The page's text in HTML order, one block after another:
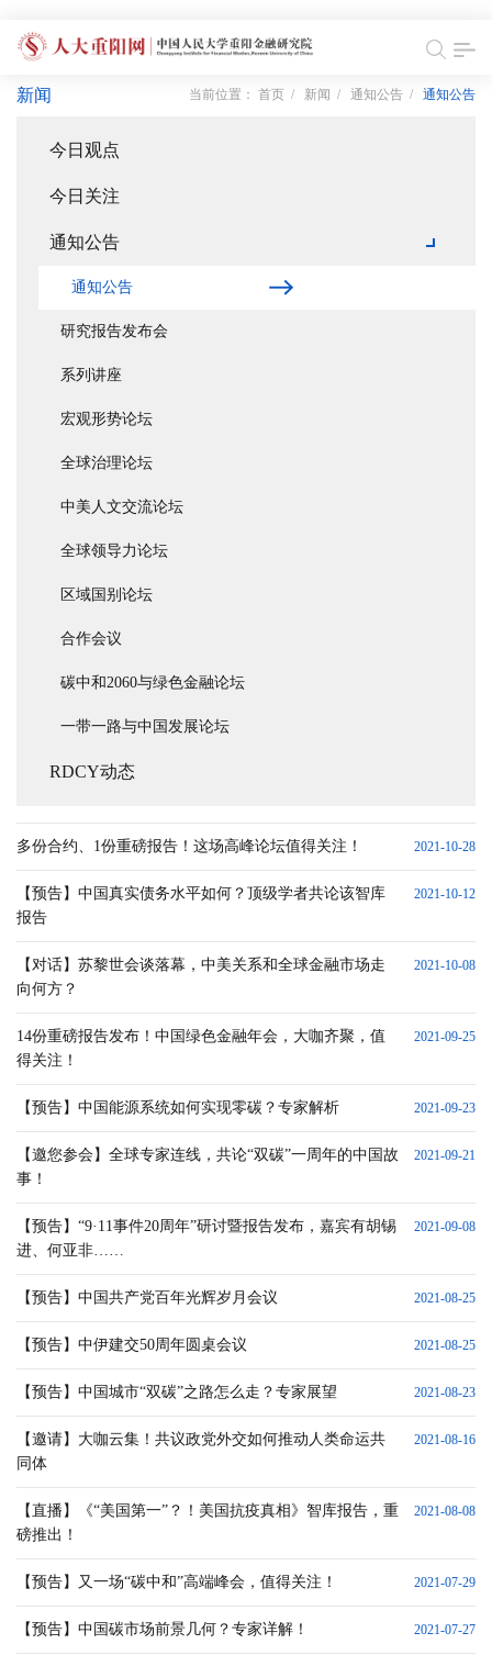
新闻 当前位置： 首页 / 新闻 / 通知公告 / 通知公告
今日观点
今日关注
通知公告
通知公告
研究报告发布会
系列讲座
宏观形势论坛
全球治理论坛
中美人文交流论坛
全球领导力论坛
区域国别论坛
合作会议
碳中和2060与绿色金融论坛
一带一路与中国发展论坛
RDCY动态
多份合约、1份重磅报告！这场高峰论坛值得关注！ 2021-10-28
【预告】中国真实债务水平如何？顶级学者共论该智库
报告
2021-10-12
【对话】苏黎世会谈落幕，中美关系和全球金融市场走
向何方？
2021-10-08
14份重磅报告发布！中国绿色金融年会，大咖齐聚，值
得关注！
2021-09-25
【预告】中国能源系统如何实现零碳？专家解析 2021-09-23
【邀您参会】全球专家连线，共论“双碳”一周年的中国故
事！
2021-09-21
【预告】“9·11事件20周年”研讨暨报告发布，嘉宾有胡锡
进、何亚非……
2021-09-08
【预告】中国共产党百年光辉岁月会议 2021-08-25
【预告】中伊建交50周年圆桌会议 2021-08-25
【预告】中国城市“双碳”之路怎么走？专家展望 2021-08-23
【邀请】大咖云集！共议政党外交如何推动人类命运共
同体
2021-08-16
【直播】《“美国第一”？！美国抗疫真相》智库报告，重
磅推出！
2021-08-08
【预告】又一场“碳中和”高端峰会，值得关注！ 2021-07-29
【预告】中国碳市场前景几何？专家详解！ 2021-07-27